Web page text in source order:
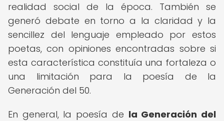
realidad social de la época. También se
generó debate en torno a la claridad y la
sencillez del lenguaje empleado por estos
poetas, con opiniones encontradas sobre si
esta característica constituía una fortaleza o
una limitación para la poesía de la
Generación del 50.
En general, la poesía de la Generación del